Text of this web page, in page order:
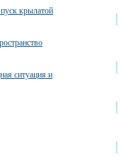
крылатой
ситуация и